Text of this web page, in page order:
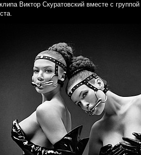
Виктор Скуратовский вместе с